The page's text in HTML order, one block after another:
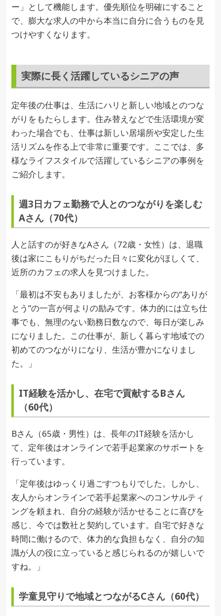
ー」として機能します。優先順位を明確にすること
で、膨大な求人の中から本当に自分に合うものを見
つけやすくなります。
実際に長く活躍しているシニアの声
定年後の仕事は、生活にハリと新しい地域とのつな
がりをもたらします。住み替えなどで生活環境が変
わった場合でも、仕事は新しい居場所や安定した生
活リズムを作る上で非常に重要です。ここでは、多
様なライフスタイルで活躍しているシニアの事例を
ご紹介します。
週3日カフェ勤務で人とのつながりを楽しむ
Aさん（70代）
人と話すのが好きなAさん（72歳・女性）は、退職
後は家にこもりがちだった日々に変化がほしくて、
近所のカフェの求人を見つけました。
「最初は不安もありましたが、お客様からの“ありが
とう”の一言が何よりの励みです。体力的には立ち仕
事でも、無理のない勤務日数なので、毎日が楽しみ
になりました。この仕事が、新しく暮らす地域での
初めてのつながりになり、生活が豊かになりまし
た。」
IT経験を活かし、在宅で貢献するBさん
（60代）
Bさん（65歳・男性）は、長年のIT経験を活かし
て、定年後はオンラインで若手起業家のサポートを
行っています。
「定年後はゆっくり過ごすつもりでした。しかし、
友人からオンラインで若手起業家へのコンサルティ
ングを頼まれ、自分の経験が活かせることに喜びを
感じ、今では数社と契約しています。自宅で好きな
時間に働けるので、体力的な負担もなく、自分の知
識が人の役に立っていると感じられるのが嬉しいで
すね。」
学童見守りで地域とつながるCさん（60代）